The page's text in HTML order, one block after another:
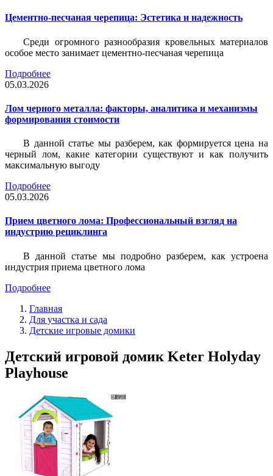
Цементно-песчаная черепица: Эстетика и надежность
Среди огромного разнообразия кровельных материалов
особое место занимает цементно-песчаная черепица
Подробнее
05.03.2026
Лом черного металла: факторы, аналитика и механизмы
формирования стоимости
В данной статье мы разберем, как формируется цена на
черный лом, какие категории существуют и как получить
максимальную выгоду
Подробнее
05.03.2026
Прием цветного лома: Профессиональный взгляд на
индустрию рециклинга
В данной статье мы подробно разберем, как устроена
индустрия приема цветного лома
Подробнее
Главная
Для участка и сада
Детские игровые домики
Детский игровой домик Keter Holyday
Playhouse